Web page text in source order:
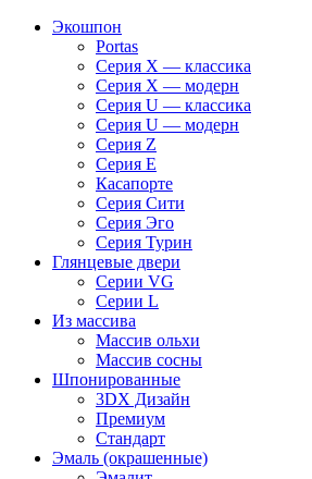
Экошпон
Portas
Серия X — классика
Серия X — модерн
Серия U — классика
Серия U — модерн
Серия Z
Серия E
Касапорте
Серия Сити
Серия Эго
Серия Турин
Глянцевые двери
Серии VG
Серии L
Из массива
Массив ольхи
Массив сосны
Шпонированные
3DX Дизайн
Премиум
Стандарт
Эмаль (окрашенные)